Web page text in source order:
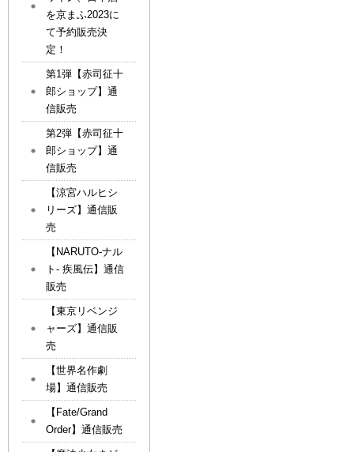
を京まふ2023に
て予約販売決
定！
第1弾【赤司征十
郎ショップ】通
信販売
第2弾【赤司征十
郎ショップ】通
信販売
【涼宮ハルヒシ
リーズ】通信販
売
【NARUTO-ナル
ト- 疾風伝】通信
販売
【東京リベンジ
ャーズ】通信販
売
【世界名作劇
場】通信販売
【Fate/Grand
Order】通信販売